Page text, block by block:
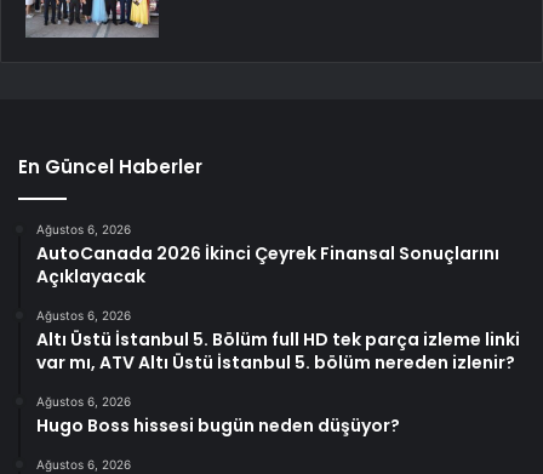
En Güncel Haberler
Ağustos 6, 2026
AutoCanada 2026 İkinci Çeyrek Finansal Sonuçlarını
Açıklayacak
Ağustos 6, 2026
Altı Üstü İstanbul 5. Bölüm full HD tek parça izleme linki
var mı, ATV Altı Üstü İstanbul 5. bölüm nereden izlenir?
Ağustos 6, 2026
Hugo Boss hissesi bugün neden düşüyor?
Ağustos 6, 2026